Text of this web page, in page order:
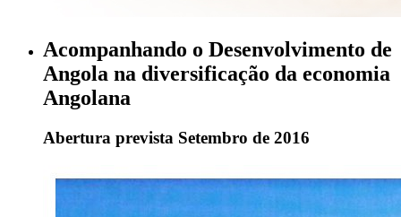
Acompanhando o Desenvolvimento de
Angola na diversificação da economia
Angolana
Abertura prevista Setembro de 2016